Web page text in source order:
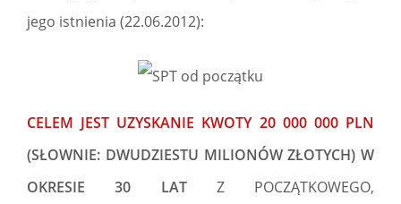
jego istnienia (22.06.2012):
CELEM JEST UZYSKANIE KWOTY 20 000 000 PLN
(SŁOWNIE: DWUDZIESTU MILIONÓW ZŁOTYCH) W
OKRESIE 30 LATZ POCZĄTKOWEGO,